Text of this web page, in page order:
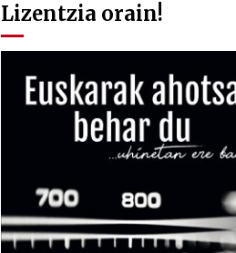
Lizentzia orain!